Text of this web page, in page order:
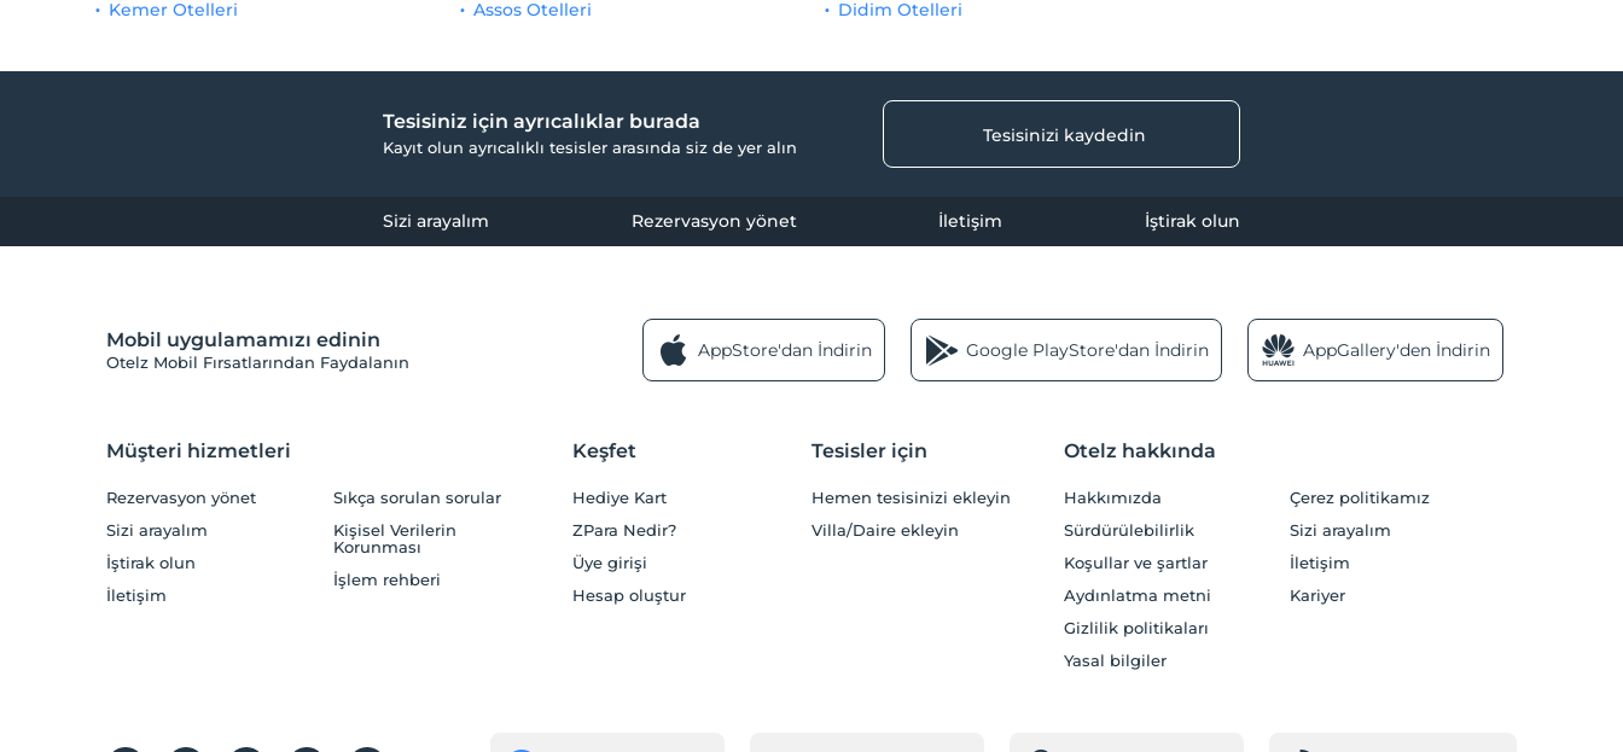
Kemer Otelleri Assos Otelleri Didim Otelleri
Tesisiniz için ayrıcalıklar burada
Kayıt olun ayrıcalıklı tesisler arasında siz de yer alın
Tesisinizi kaydedin
Sizi arayalım Rezervasyon yönet İletişim İştirak olun
Mobil uygulamamızı edinin
Otelz Mobil Fırsatlarından Faydalanın
AppStore'dan İndirin Google PlayStore'dan İndirin AppGallery'den İndirin
Müşteri hizmetleri
Rezervasyon yönet
Sizi arayalım
İştirak olun
İletişim
Sıkça sorulan sorular
Kişisel Verilerin
Korunması
İşlem rehberi
Keşfet
Hediye Kart
ZPara Nedir?
Üye girişi
Hesap oluştur
Tesisler için
Hemen tesisinizi ekleyin
Villa/Daire ekleyin
Otelz hakkında
Hakkımızda
Sürdürülebilirlik
Koşullar ve şartlar
Aydınlatma metni
Gizlilik politikaları
Yasal bilgiler
Çerez politikamız
Sizi arayalım
İletişim
Kariyer